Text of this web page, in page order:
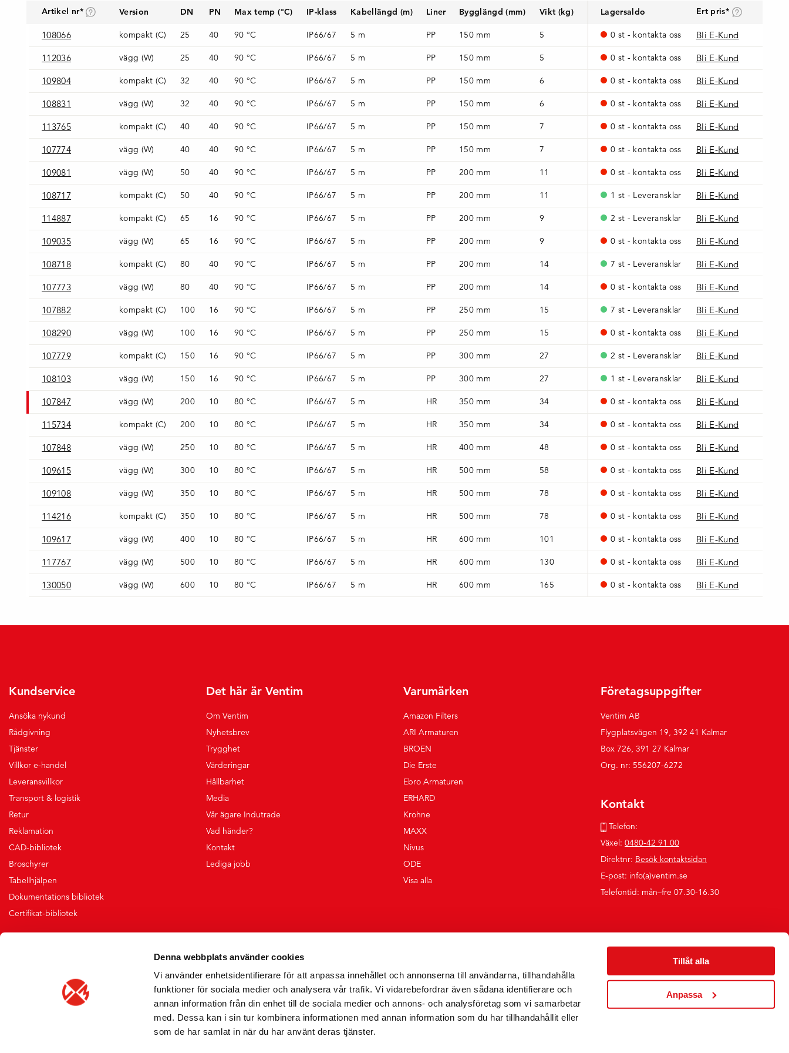
Denna webbplats använder cookies
Vi använder enhetsidentifierare för att anpassa innehållet och annonserna till användarna, tillhandahålla
funktioner för sociala medier och analysera vår trafik. Vi vidarebefordrar även sådana identifierare och
annan information från din enhet till de sociala medier och annons- och analysföretag som vi samarbetar
med. Dessa kan i sin tur kombinera informationen med annan information som du har tillhandahållit eller
som de har samlat in när du har använt deras tjänster.
Tillåt alla
Anpassa
Artikel nr* Version DN PN Max temp (°C) IP-klass Kabellängd (m) Liner Bygglängd (mm) Vikt (kg) Lagersaldo Ert pris*
108066 kompakt (C) 25 40 90 °C IP66/67 5 m PP 150 mm 5 0 st - kontakta oss Bli E-Kund
112036 vägg (W) 25 40 90 °C IP66/67 5 m PP 150 mm 5 0 st - kontakta oss Bli E-Kund
109804 kompakt (C) 32 40 90 °C IP66/67 5 m PP 150 mm 6 0 st - kontakta oss Bli E-Kund
108831 vägg (W) 32 40 90 °C IP66/67 5 m PP 150 mm 6 0 st - kontakta oss Bli E-Kund
113765 kompakt (C) 40 40 90 °C IP66/67 5 m PP 150 mm 7 0 st - kontakta oss Bli E-Kund
107774 vägg (W) 40 40 90 °C IP66/67 5 m PP 150 mm 7 0 st - kontakta oss Bli E-Kund
109081 vägg (W) 50 40 90 °C IP66/67 5 m PP 200 mm 11 0 st - kontakta oss Bli E-Kund
108717 kompakt (C) 50 40 90 °C IP66/67 5 m PP 200 mm 11 1 st - Leveransklar Bli E-Kund
114887 kompakt (C) 65 16 90 °C IP66/67 5 m PP 200 mm 9 2 st - Leveransklar Bli E-Kund
109035 vägg (W) 65 16 90 °C IP66/67 5 m PP 200 mm 9 0 st - kontakta oss Bli E-Kund
108718 kompakt (C) 80 40 90 °C IP66/67 5 m PP 200 mm 14 7 st - Leveransklar Bli E-Kund
107773 vägg (W) 80 40 90 °C IP66/67 5 m PP 200 mm 14 0 st - kontakta oss Bli E-Kund
107882 kompakt (C) 100 16 90 °C IP66/67 5 m PP 250 mm 15 7 st - Leveransklar Bli E-Kund
108290 vägg (W) 100 16 90 °C IP66/67 5 m PP 250 mm 15 0 st - kontakta oss Bli E-Kund
107779 kompakt (C) 150 16 90 °C IP66/67 5 m PP 300 mm 27 2 st - Leveransklar Bli E-Kund
108103 vägg (W) 150 16 90 °C IP66/67 5 m PP 300 mm 27 1 st - Leveransklar Bli E-Kund
107847 vägg (W) 200 10 80 °C IP66/67 5 m HR 350 mm 34 0 st - kontakta oss Bli E-Kund
115734 kompakt (C) 200 10 80 °C IP66/67 5 m HR 350 mm 34 0 st - kontakta oss Bli E-Kund
107848 vägg (W) 250 10 80 °C IP66/67 5 m HR 400 mm 48 0 st - kontakta oss Bli E-Kund
109615 vägg (W) 300 10 80 °C IP66/67 5 m HR 500 mm 58 0 st - kontakta oss Bli E-Kund
109108 vägg (W) 350 10 80 °C IP66/67 5 m HR 500 mm 78 0 st - kontakta oss Bli E-Kund
114216 kompakt (C) 350 10 80 °C IP66/67 5 m HR 500 mm 78 0 st - kontakta oss Bli E-Kund
109617 vägg (W) 400 10 80 °C IP66/67 5 m HR 600 mm 101 0 st - kontakta oss Bli E-Kund
117767 vägg (W) 500 10 80 °C IP66/67 5 m HR 600 mm 130 0 st - kontakta oss Bli E-Kund
130050 vägg (W) 600 10 80 °C IP66/67 5 m HR 600 mm 165 0 st - kontakta oss Bli E-Kund
Kundservice
Ansöka nykund
Rådgivning
Tjänster
Villkor e-handel
Leveransvillkor
Transport & logistik
Retur
Reklamation
CAD-bibliotek
Broschyrer
Tabellhjälpen
Dokumentations bibliotek
Certifikat-bibliotek
Det här är Ventim
Om Ventim
Nyhetsbrev
Trygghet
Värderingar
Hållbarhet
Media
Vår ägare Indutrade
Vad händer?
Kontakt
Lediga jobb
Varumärken
Amazon Filters
ARI Armaturen
BROEN
Die Erste
Ebro Armaturen
ERHARD
Krohne
MAXX
Nivus
ODE
Visa alla
Företagsuppgifter
Ventim AB
Flygplatsvägen 19, 392 41 Kalmar
Box 726, 391 27 Kalmar
Org. nr: 556207-6272
Kontakt
Telefon:
Växel: 0480-42 91 00
Direktnr: Besök kontaktsidan
E-post: info(a)ventim.se
Telefontid: mån–fre 07.30-16.30